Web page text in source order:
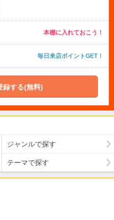
本棚に入れておこう！
毎日来店ポイントGET！
録する(無料)
ジャンルで探す
テーマで探す